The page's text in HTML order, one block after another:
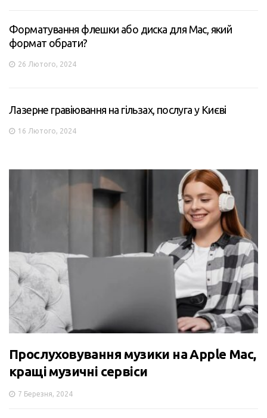
Форматування флешки або диска для Mac, який
формат обрати?
26 Лютого, 2024
Лазерне гравіювання на гільзах, послуга у Києві
16 Лютого, 2024
Прослуховування музики на Apple Mac,
кращі музичні сервіси
7 Березня, 2024